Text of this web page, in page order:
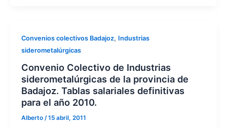
Convenios colectivos Badajoz, Industrias
siderometalúrgicas
Convenio Colectivo de Industrias
siderometalúrgicas de la provincia de
Badajoz. Tablas salariales definitivas
para el año 2010.
Alberto /15 abril, 2011